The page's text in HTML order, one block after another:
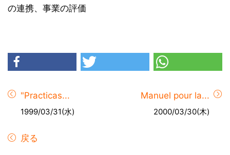
の連携、事業の評価
"Practicas...
1999/03/31(水)
Manuel pour la...
2000/03/30(木)
戻る